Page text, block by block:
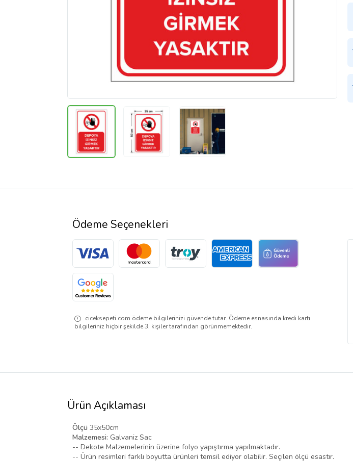
Ödeme Seçenekleri
ciceksepeti.com ödeme bilgilerinizi güvende tutar. Ödeme esnasında kredi kartı
bilgileriniz hiçbir şekilde 3. kişiler tarafından görünmemektedir.
Ürün Açıklaması
Ölçü 35x50cm
Malzemesi: Galvaniz Sac
-- Dekote Malzemelerinin üzerine folyo yapıştırma yapılmaktadır.
-- Ürün resimleri farklı boyutta ürünleri temsil ediyor olabilir. Seçilen ölçü esastır.